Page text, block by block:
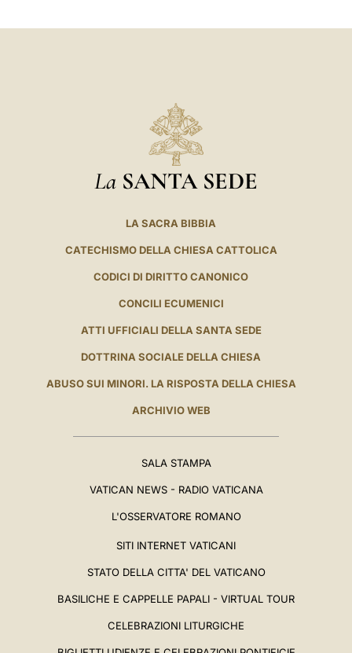
La SANTA SEDE
LA SACRA BIBBIA
CATECHISMO DELLA CHIESA CATTOLICA
CODICI DI DIRITTO CANONICO
CONCILI ECUMENICI
ATTI UFFICIALI DELLA SANTA SEDE
DOTTRINA SOCIALE DELLA CHIESA
ABUSO SUI MINORI. LA RISPOSTA DELLA CHIESA
ARCHIVIO WEB
SALA STAMPA
VATICAN NEWS - RADIO VATICANA
L'OSSERVATORE ROMANO
SITI INTERNET VATICANI
STATO DELLA CITTA' DEL VATICANO
BASILICHE E CAPPELLE PAPALI - VIRTUAL TOUR
CELEBRAZIONI LITURGICHE